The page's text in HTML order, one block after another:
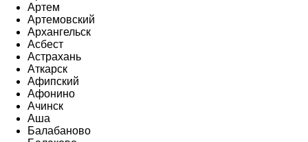
Артем
Артемовский
Архангельск
Асбест
Астрахань
Аткарск
Афипский
Афонино
Ачинск
Аша
Балабаново